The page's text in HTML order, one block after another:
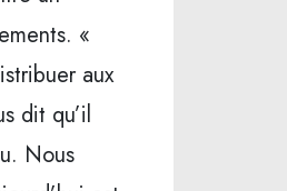
«
aux
dit qu’il
Nous